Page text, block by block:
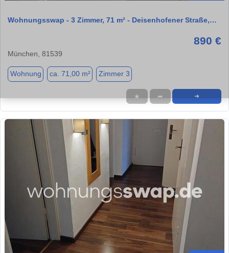
Wohnungsswap - 3 Zimmer, 71 m² - Deisenhofener Straße,…
890 €
München, 81539
Wohnung ca. 71,00 m² Zimmer 3
★ ➦ ➜